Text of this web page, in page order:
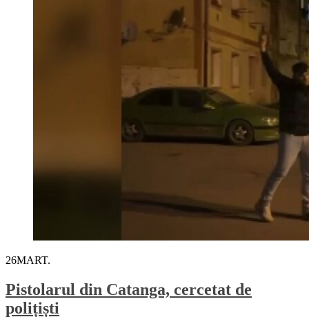
26MART.
Pistolarul din Catanga, cercetat de
polițiști